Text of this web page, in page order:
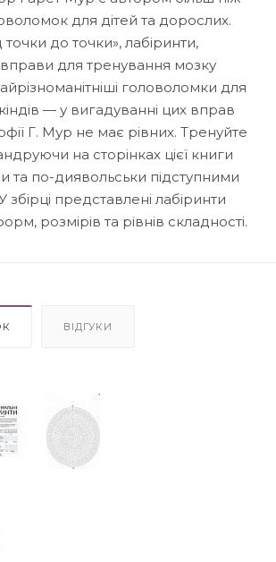
для дітей та дорослих.
точки до точки», лабіринти,
вправи для тренування мозку
головоломки для
— у вигадуванні цих вправ
Г. Мур не має рівних. Тренуйте
на сторінках цієї книги
та по-диявольськи підступними
збірці представлені лабіринти
розмірів та рівнів складності.
ВІДГУКИ